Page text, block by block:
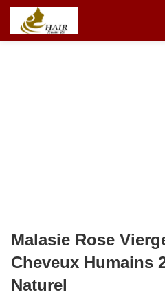
Malasie Rose
Cheveux Humains
Naturel